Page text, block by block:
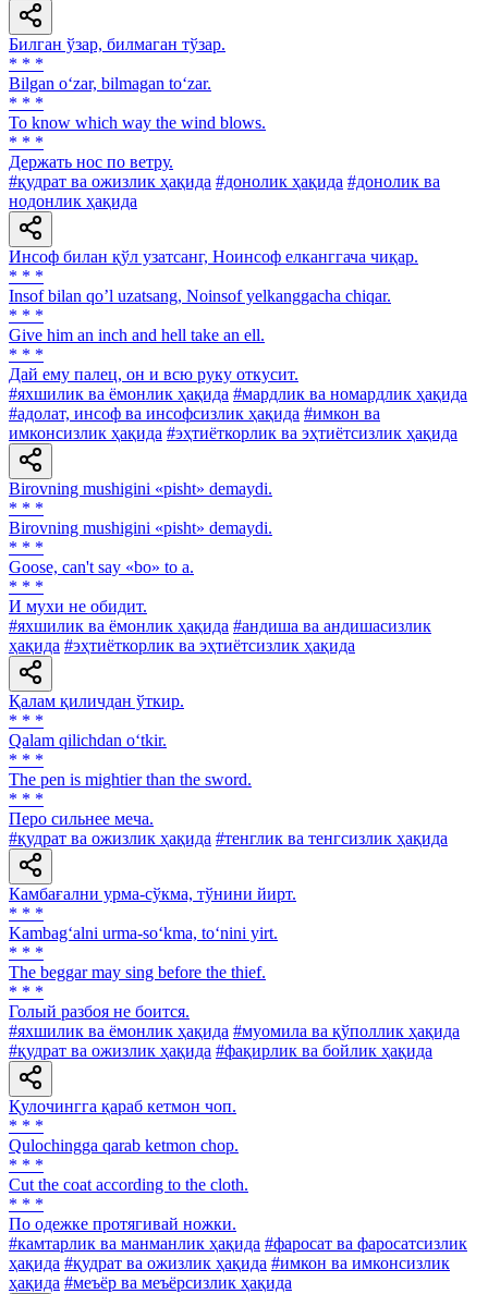
Билган ўзар, билмаган тўзар.
* * *
Bilgan o‘zar, bilmagan to‘zar.
* * *
To know which way the wind blows.
* * *
Держать нос по ветру.
#қудрат ва ожизлик ҳақида #донолик ҳақида #донолик ва
нодонлик ҳақида
Инсоф билан қўл узатсанг, Ноинсоф елканггача чиқар.
* * *
Insof bilan qoʼl uzatsang, Noinsof yelkanggacha chiqar.
* * *
Give him an inch and hell take an ell.
* * *
Дай ему палец, он и всю руку откусит.
#яхшилик ва ёмонлик ҳақида #мардлик ва номардлик ҳақида
#адолат, инсоф ва инсофсизлик ҳақида #имкон ва
имконсизлик ҳақида #эҳтиёткорлик ва эҳтиётсизлик ҳақида
Birovning mushigini «pisht» demaydi.
* * *
Birovning mushigini «pisht» demaydi.
* * *
Goose, can't say «bo» to a.
* * *
И мухи не обидит.
#яхшилик ва ёмонлик ҳақида #андиша ва андишасизлик
ҳақида #эҳтиёткорлик ва эҳтиётсизлик ҳақида
Қалам қиличдан ўткир.
* * *
Qalam qilichdan o‘tkir.
* * *
The pen is mightier than the sword.
* * *
Перо сильнее меча.
#қудрат ва ожизлик ҳақида #тенглик ва тенгсизлик ҳақида
Камбағални урма-сўкма, тўнини йирт.
* * *
Kambag‘alni urma-so‘kma, to‘nini yirt.
* * *
The beggar may sing before the thief.
* * *
Голый разбоя не боится.
#яхшилик ва ёмонлик ҳақида #муомила ва қўполлик ҳақида
#қудрат ва ожизлик ҳақида #фақирлик ва бойлик ҳақида
Қулочингга қараб кетмон чоп.
* * *
Qulochingga qarab ketmon chop.
* * *
Cut the coat according to the cloth.
* * *
По одежке протягивай ножки.
#камтарлик ва манманлик ҳақида #фаросат ва фаросатсизлик
ҳақида #қудрат ва ожизлик ҳақида #имкон ва имконсизлик
ҳақида #меъёр ва меъёрсизлик ҳақида